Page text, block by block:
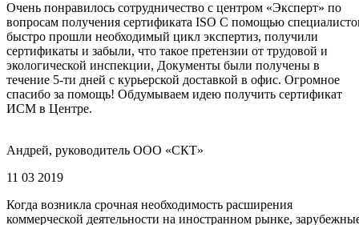
Очень понравилось сотрудничество с центром «Эксперт» по
вопросам получения сертификата ISO С помощью
быстро прошли необходимый цикл экспертиз, получили
сертификаты и забыли, что такое претензии от трудовой и
экологической инспекции, Документы были получены в
течение 5-ти дней с курьерской доставкой в офис. Огромное
спасибо за помощь! Обдумываем идею получить сертификат
ИСМ в Центре.
Андрей, руководитель ООО «СКТ»
11 03 2019
Когда возникла срочная необходимость расширения
коммерческой деятельности на иностранном рынке,